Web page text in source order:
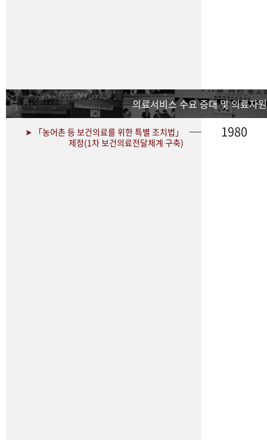
의료서비스 수요 증대 및 의료자
➤ 「농어촌 등 보건의료를 위한 특별 조치법」
제정(1차 보건의료전달체계 구축)
1980